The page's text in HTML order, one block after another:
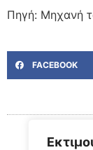
Πηγή: Μηχανή
FACEBOOK